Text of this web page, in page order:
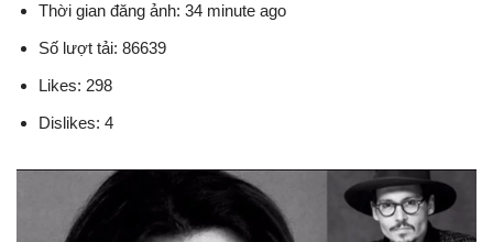
Thời gian đăng ảnh: 34 minute ago
Số lượt tải: 86639
Likes: 298
Dislikes: 4